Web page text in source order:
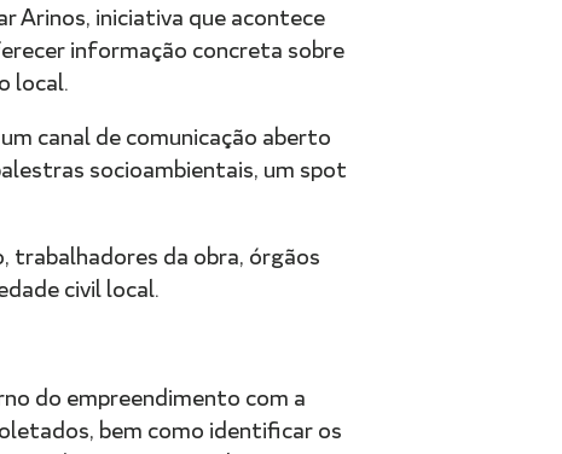
Arinos, iniciativa que acontece
informação concreta sobre
local.
canal de comunicação aberto
socioambientais, um spot
trabalhadores da obra, órgãos
civil local.
do empreendimento com a
bem como identificar os